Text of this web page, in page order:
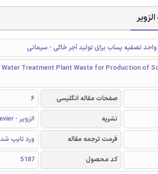
واحد تصفیه پساب برای تولید آجر خاکی - سیمانی
Treatment Plant Waste for Production of
صفحات مقاله انگلیسی
6
نشریه
الزویر - Elsevier
فرمت ترجمه مقاله
ورد تایپ
کد محصول
5187